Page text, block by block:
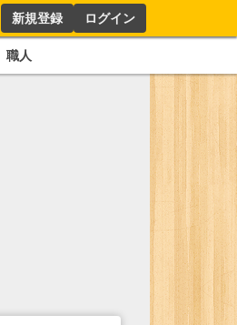
新規登録 ログイン
職人